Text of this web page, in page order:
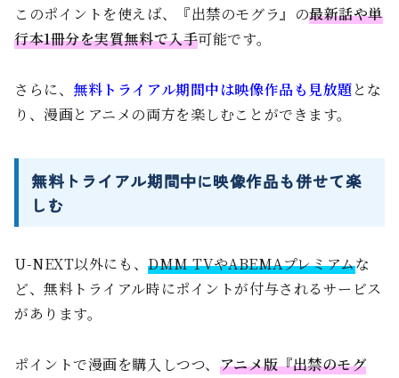
このポイントを使えば、『出禁のモグラ』の最新話や単
行本1冊分を実質無料で入手可能です。
さらに、 無料トライアル期間中は映像作品も見放題とな
り、漫画とアニメの両方を楽しむことができます。
無料トライアル期間中に映像作品も併せて楽
しむ
U-NEXT以外にも、DMM TVやABEMAプレミアムな
ど、無料トライアル時にポイントが付与されるサービス
があります。
ポイントで漫画を購入しつつ、 アニメ版『出禁のモグ